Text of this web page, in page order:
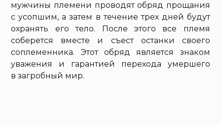
мужчины племени проводят обряд прощания
с усопшим, а затем в течение трех дней будут
охранять его тело. После этого все племя
соберется вместе и съест останки своего
соплеменника. Этот обряд является знаком
уважения и гарантией перехода умершего
в загробный мир.